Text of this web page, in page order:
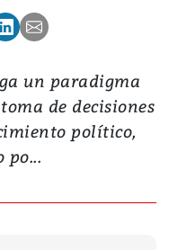
un paradigma
de decisiones
político,
po...